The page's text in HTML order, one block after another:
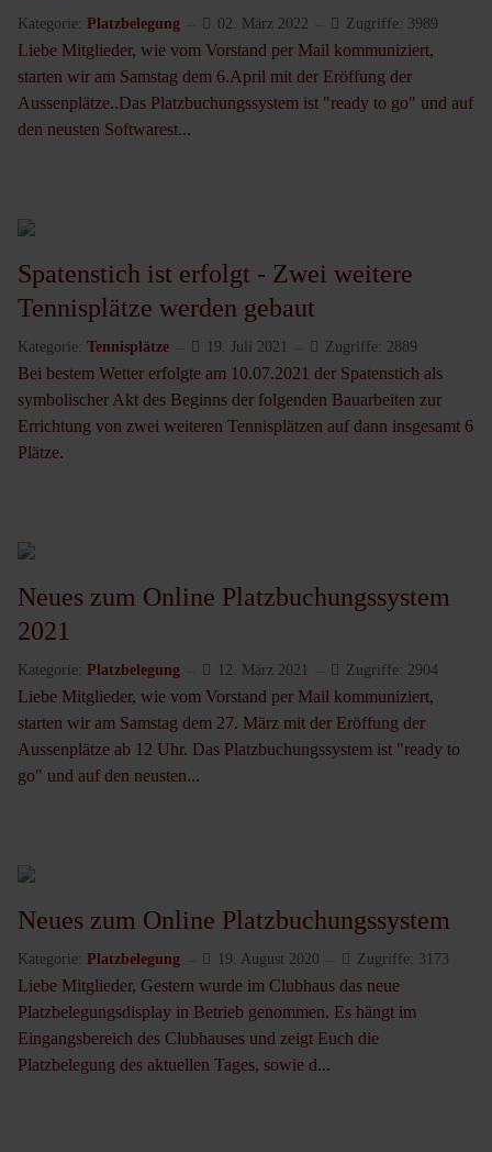
Kategorie: Platzbelegung 02. März 2022 Zugriffe: 3989
Liebe Mitglieder, wie vom Vorstand per Mail kommuniziert,
starten wir am Samstag dem 6.April mit der Eröffung der
Aussenplätze..Das Platzbuchungssystem ist "ready to go" und auf
den neusten Softwarest...
Spatenstich ist erfolgt - Zwei weitere
Tennisplätze werden gebaut
Kategorie: Tennisplätze 19. Juli 2021 Zugriffe: 2889
Bei bestem Wetter erfolgte am 10.07.2021 der Spatenstich als
symbolischer Akt des Beginns der folgenden Bauarbeiten zur
Errichtung von zwei weiteren Tennisplätzen auf dann insgesamt 6
Plätze.
Neues zum Online Platzbuchungssystem
2021
Kategorie: Platzbelegung 12. März 2021 Zugriffe: 2904
Liebe Mitglieder, wie vom Vorstand per Mail kommuniziert,
starten wir am Samstag dem 27. März mit der Eröffung der
Aussenplätze ab 12 Uhr. Das Platzbuchungssystem ist "ready to
go" und auf den neusten...
Neues zum Online Platzbuchungssystem
Kategorie: Platzbelegung 19. August 2020 Zugriffe: 3173
Liebe Mitglieder, Gestern wurde im Clubhaus das neue
Platzbelegungsdisplay in Betrieb genommen. Es hängt im
Eingangsbereich des Clubhauses und zeigt Euch die
Platzbelegung des aktuellen Tages, sowie d...